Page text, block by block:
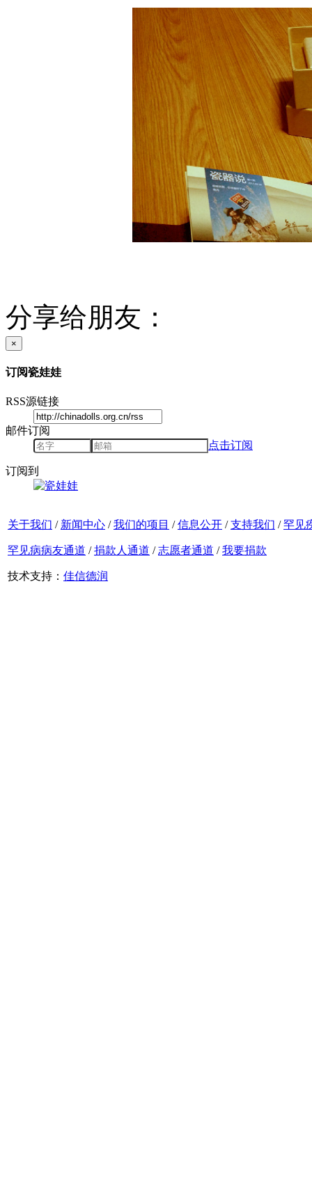
分享给朋友：
×
订阅瓷娃娃
RSS源链接
邮件订阅
点击订阅
订阅到
关于我们 / 新闻中心 / 我们的项目 / 信息公开 / 支持我们 / 罕见
罕见病病友通道 / 捐款人通道 / 志愿者通道 / 我要捐款
技术支持： 佳信德润